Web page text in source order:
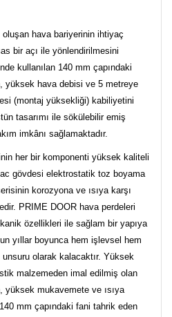
hava bariyerinin ihtiyaç
bir açı ile yönlendirilmesini
kullanılan 140 mm çapındaki
yüksek hava debisi ve 5 metreye
(montaj yüksekliği) kabiliyetini
tasarımı ile sökülebilir emiş
imkânı sağlamaktadır.
her bir komponenti yüksek kaliteli
gövdesi elektrostatik toz boyama
korozyona ve ısıya karşı
PRIME DOOR hava perdeleri
özellikleri ile sağlam bir yapıya
yıllar boyunca hem işlevsel hem
olarak kalacaktır. Yüksek
malzemeden imal edilmiş olan
yüksek mukavemete ve ısıya
mm çapındaki fani tahrik eden